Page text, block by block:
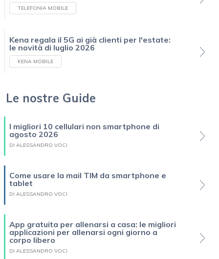
TELEFONIA MOBILE
Kena regala il 5G ai già clienti per l'estate:
le novità di luglio 2026
KENA MOBILE
Le nostre Guide
I migliori 10 cellulari non smartphone di
agosto 2026
DI ALESSANDRO VOCI
Come usare la mail TIM da smartphone e
tablet
DI ALESSANDRO VOCI
App gratuita per allenarsi a casa: le migliori
applicazioni per allenarsi ogni giorno a
corpo libero
DI ALESSANDRO VOCI